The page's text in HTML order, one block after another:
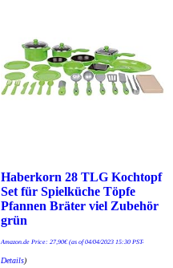
Haberkorn 28 TLG Kochtopf
Set für Spielküche Töpfe
Pfannen Bräter viel Zubehör
grün
Amazon.de Price: 27,90€(as of 04/04/2023 15:30 PST-
Details)